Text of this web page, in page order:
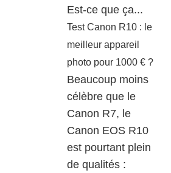
Est-ce que ça...
Test Canon R10 : le
meilleur appareil
photo pour 1000 € ?
Beaucoup moins
célèbre que le
Canon R7, le
Canon EOS R10
est pourtant plein
de qualités :